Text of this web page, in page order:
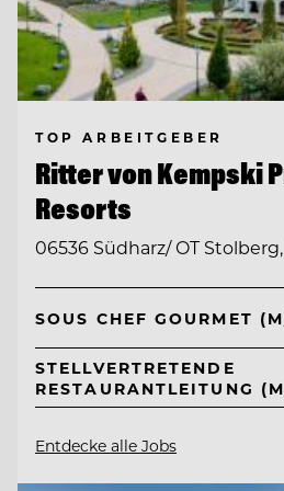
TOP ARBEITGEBER
Ritter von Kempski
Resorts
06536 Südharz/ OT
SOUS CHEF GOURMET
STELLVERTRETENDE
RESTAURANTLEITUNG
Entdecke alle Jobs